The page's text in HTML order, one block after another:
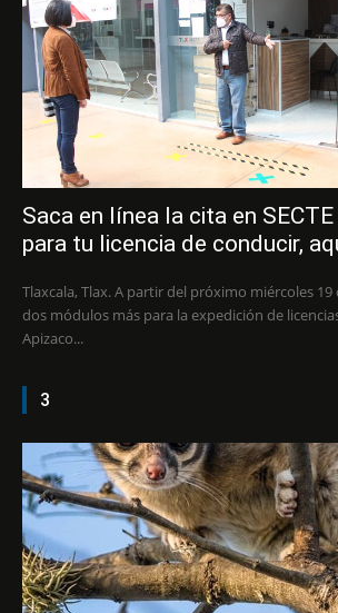
Saca en línea la cita en
para tu licencia de conducir,
Tlaxcala, Tlax. A partir del próximo miércoles
dos módulos más para la expedición de
Apizaco...
3